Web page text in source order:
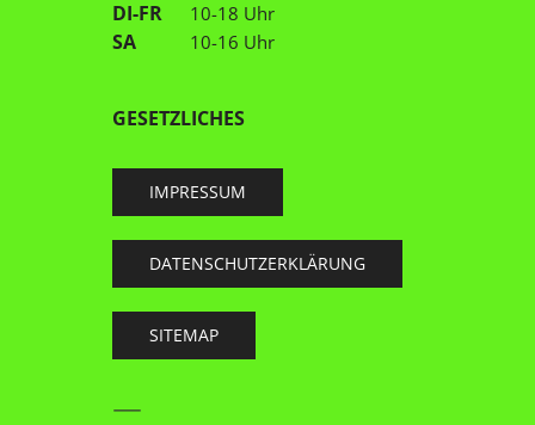
DI-FR 10-18 Uhr
SA 10-16 Uhr
GESETZLICHES
IMPRESSUM
DATENSCHUTZERKLÄRUNG
SITEMAP